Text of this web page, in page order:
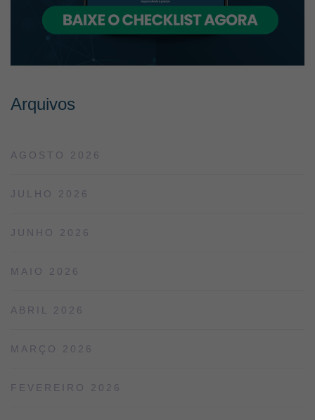
Arquivos
AGOSTO 2026
JULHO 2026
JUNHO 2026
MAIO 2026
ABRIL 2026
MARÇO 2026
FEVEREIRO 2026